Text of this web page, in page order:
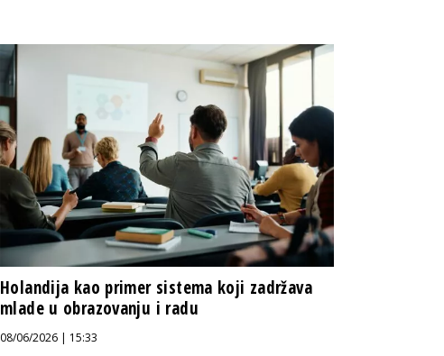
Holandija kao primer sistema koji zadržava
mlade u obrazovanju i radu
08/06/2026 | 15:33